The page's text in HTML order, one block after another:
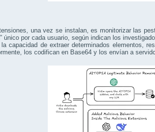
una vez se instalan, es monitorizar las
único por cada usuario, según indican los
capacidad de extraer determinados elementos,
los codifican en Base64 y los envían a